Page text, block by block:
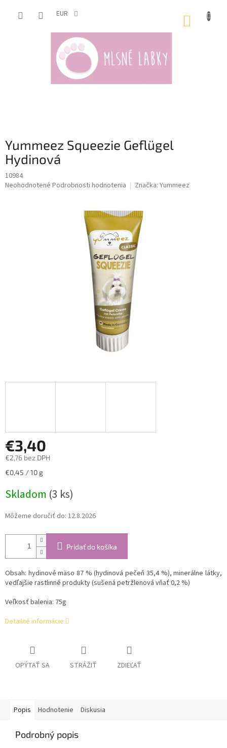
EUR
Yummeez Squeezie Geflügel
Hydinová
10984
Priemerné
Neohodnotené Podrobnosti hodnotenia Značka: Yummeez
€3,40
€2,76 bez DPH
Jednotková
€0,45 / 10 g
Skladom (3 ks)
Môžeme doručiť do: 12.8.2026
Pridať do košíka
Obsah: hydinové mäso 87 % (hydinová pečeň 35,4 %), minerálne látky,
vedľajšie rastlinné produkty (sušená petržlenová vňať 0,2 %)
Veľkosť balenia: 75g
Detailné informácie
OPÝTAŤ SA STRÁŽIŤ ZDIEĽAŤ
Popis Hodnotenie Diskusia
Podrobný popis